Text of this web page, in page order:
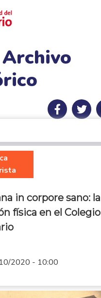
in corpore sano: la
física en el Colegio
2020 - 10:00